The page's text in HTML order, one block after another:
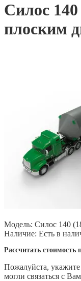
Силос
плоским
Модель: Силос 140
Наличие: Есть в
Рассчитать стоимость
Пожалуйста,
могли связаться с